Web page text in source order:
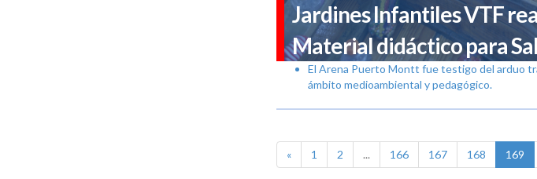
Jardines Infantiles VTF
Material didáctico para
El Arena Puerto Montt fue testigo del arduo
ámbito medioambiental y pedagógico.
« 1 2 ... 166 167 168 169